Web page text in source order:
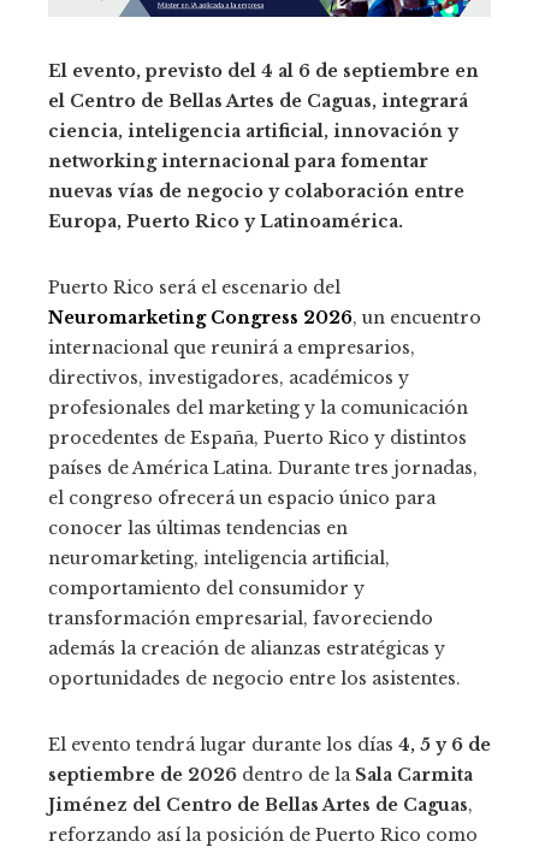
El evento, previsto del 4 al 6 de septiembre en
el Centro de Bellas Artes de Caguas, integrará
ciencia, inteligencia artificial, innovación y
networking internacional para fomentar
nuevas vías de negocio y colaboración entre
Europa, Puerto Rico y Latinoamérica.
Puerto Rico será el escenario del
Neuromarketing Congress 2026, un encuentro
internacional que reunirá a empresarios,
directivos, investigadores, académicos y
profesionales del marketing y la comunicación
procedentes de España, Puerto Rico y distintos
países de América Latina. Durante tres jornadas,
el congreso ofrecerá un espacio único para
conocer las últimas tendencias en
neuromarketing, inteligencia artificial,
comportamiento del consumidor y
transformación empresarial, favoreciendo
además la creación de alianzas estratégicas y
oportunidades de negocio entre los asistentes.
El evento tendrá lugar durante los días 4, 5 y 6 de
septiembre de 2026 dentro de la Sala Carmita
Jiménez del Centro de Bellas Artes de Caguas,
reforzando así la posición de Puerto Rico como